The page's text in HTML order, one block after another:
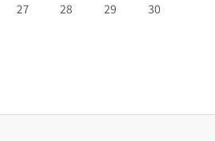
27 28 29
30